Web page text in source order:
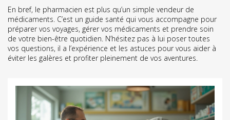
En bref, le pharmacien est plus qu’un simple vendeur de
médicaments. C’est un guide santé qui vous accompagne pour
préparer vos voyages, gérer vos médicaments et prendre soin
de votre bien-être quotidien. N’hésitez pas à lui poser toutes
vos questions, il a l’expérience et les astuces pour vous aider à
éviter les galères et profiter pleinement de vos aventures.